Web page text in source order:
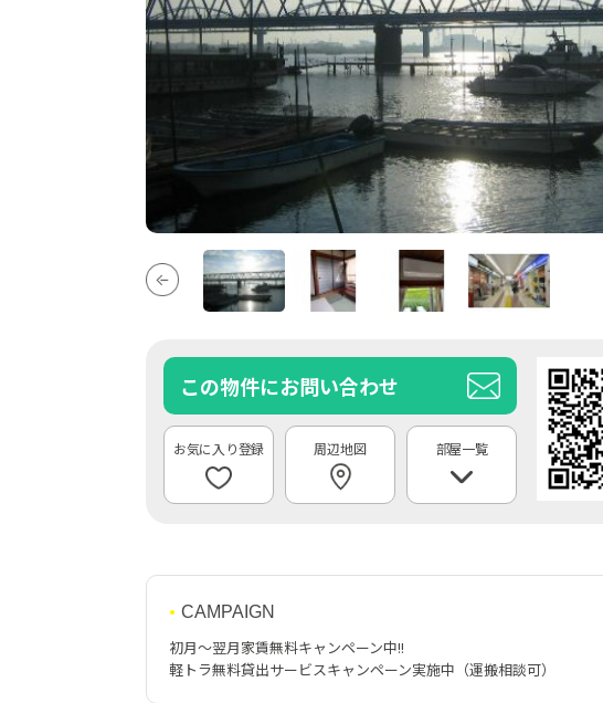
この物件にお問い合わせ
周辺地図 部屋一覧
CAMPAIGN
初月～翌月家賃無料キャンペーン中!!
軽トラ無料貸出サービスキャンペーン実施中（運搬相談可）